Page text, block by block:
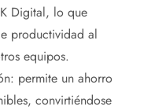
Digital, lo que
productividad al
equipos.
permite un ahorro
convirtiéndose